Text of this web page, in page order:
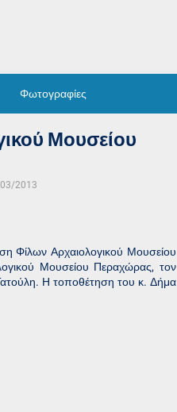
Φωτογραφίες
Μουσείου
2013
Φίλων Αρχαιολογικού Μουσείου
Μουσείου Περαχώρας, τον
Η τοποθέτηση του κ. Δήμα